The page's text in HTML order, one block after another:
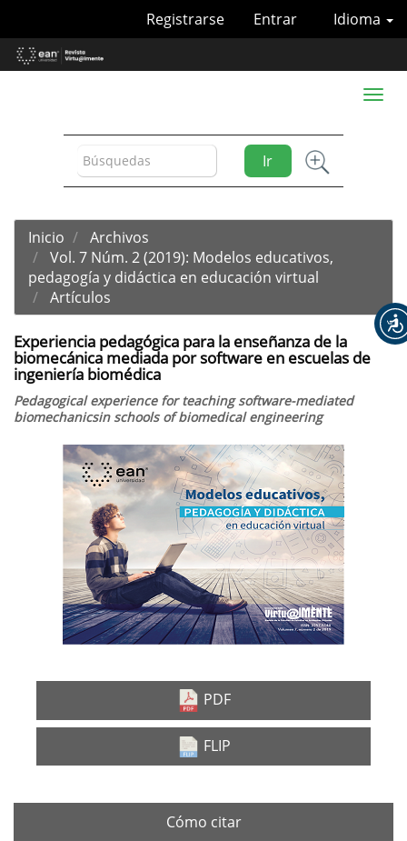
Contenido
principal
Idioma
Registrarse Entrar
Ir
Toggle
Inicio
Archivos
Vol. 7 Núm. 2 (2019): Modelos educativos,
pedagogía y didáctica en educación virtual
Artículos
Experiencia pedagógica para la enseñanza de la
biomecánica mediada por software en escuelas de
ingeniería biomédica
Pedagogical experience for teaching software-mediated
biomechanicsin schools of biomedical engineering
Barra
lateral
artículo
PDF
FLIP
Cómo citar